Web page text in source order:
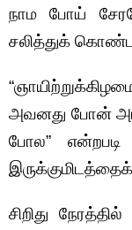
நாம போய்
சலித்துக்
அவனது போன்
போல”
சிறிது